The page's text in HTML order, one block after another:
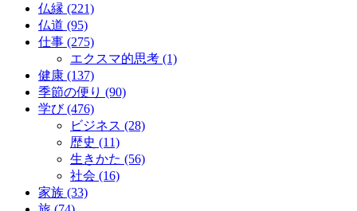
仏縁 (221)
仏道 (95)
仕事 (275)
エクスマ的思考 (1)
健康 (137)
季節の便り (90)
学び (476)
ビジネス (28)
歴史 (11)
生きかた (56)
社会 (16)
家族 (33)